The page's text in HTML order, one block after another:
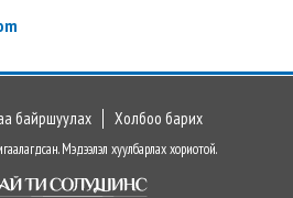
байршуулах Холбоо барих
Мэдээлэл хуулбарлах хориотой.